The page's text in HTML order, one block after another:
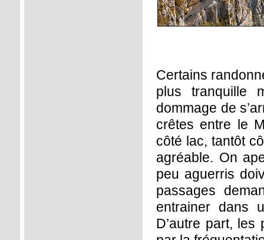
Certains
plus tranquille
dommage de
crêtes entre le
côté lac, tantôt
agréable. On
peu aguerris
passages
entrainer dans
D’autre part,